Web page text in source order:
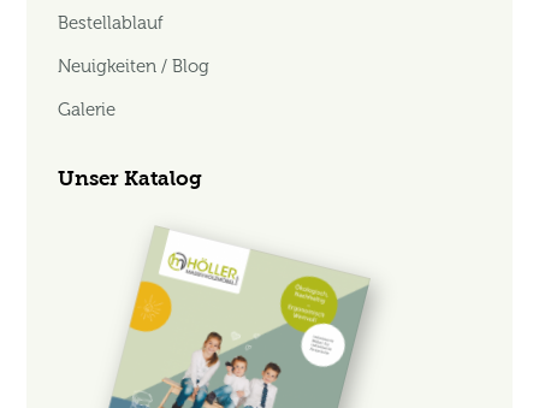
Bestellablauf
Neuigkeiten / Blog
Galerie
Unser Katalog